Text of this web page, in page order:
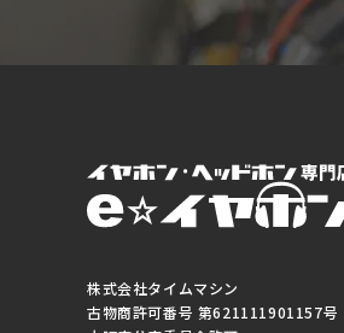
株式会社タイムマシン
古物商許可番号 第621111901157号